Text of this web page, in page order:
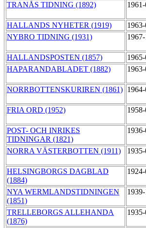
TRANÅS TIDNING (1892)
HALLANDS NYHETER (1919)
NYBRO TIDNING (1931)
HALLANDSPOSTEN (1857)
HAPARANDABLADET (1882)
NORRBOTTENSKURIREN (1861)
FRIA ORD (1952)
POST- OCH INRIKES
TIDNINGAR (1821)
NORRA VÄSTERBOTTEN (1911)
HELSINGBORGS DAGBLAD
(1884)
NYA WERMLANDSTIDNINGEN
(1851)
TRELLEBORGS ALLEHANDA
(1876)